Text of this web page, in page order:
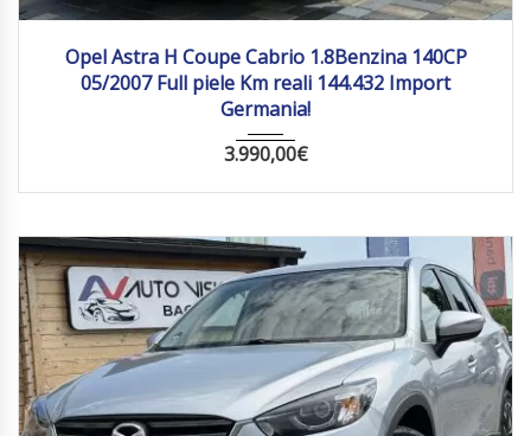
Opel Astra H Coupe Cabrio 1.8Benzina 140CP
05/2007 Full piele Km reali 144.432 Import
Germania!
3.990,00€